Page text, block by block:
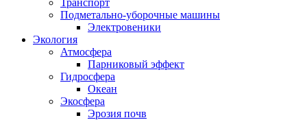
Транспорт
Подметально-уборочные машины
Электровеники
Экология
Атмосфера
Парниковый эффект
Гидросфера
Океан
Экосфера
Эрозия почв